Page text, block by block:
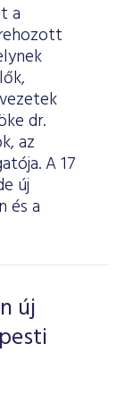
a
dr.
az
A 17
új
és a
új